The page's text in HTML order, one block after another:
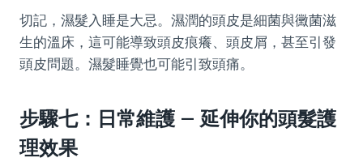
切記，濕髮入睡是大忌。濕潤的頭皮是細菌與黴菌滋
生的溫床，這可能導致頭皮痕癢、頭皮屑，甚至引發
頭皮問題。濕髮睡覺也可能引致頭痛。
步驟七：日常維護 – 延伸你的頭髮護
理效果